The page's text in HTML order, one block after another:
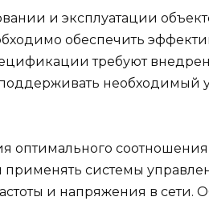
и эксплуатации
обеспечить
требуют
необходимый
оптимального
применять системы
и напряжения в сети.